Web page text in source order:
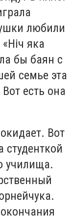
любили
«Ніч яка
бы баян с
семье эта
есть она
Вот
студенткой
училища.